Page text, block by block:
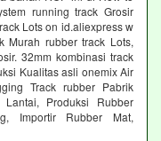
running track Grosir
Lots on id.aliexpress w
Murah rubber track Lots,
32mm kombinasi track
Kualitas asli onemix Air
Track rubber Pabrik
Produksi Rubber
Importir Rubber Mat,